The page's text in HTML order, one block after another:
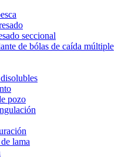
seccional
de bólas de caída múltiple
pozo
lama